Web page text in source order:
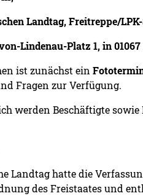
Landtag, Freitreppe/
Lindenau-Platz 1, in 01067
ist zunächst ein
Fragen zur Verfügung.
werden Beschäftigte
Landtag hatte die
des Freistaates und